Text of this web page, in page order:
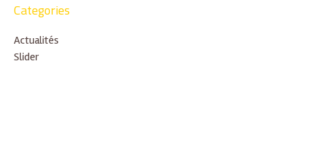
Categories
Actualités
Slider